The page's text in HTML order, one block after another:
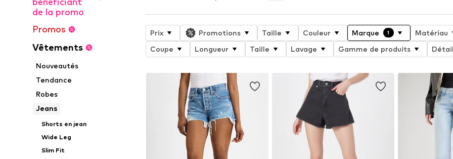
de la promo
Promos
Vêtements
Nouveautés
Tendance
Robes
Jeans
Shorts en jean
Wide Leg
Slim Fit
Prix Promotions Taille Couleur Marque 1 Matériau
Coupe
Longueur Taille Lavage Gamme de produits